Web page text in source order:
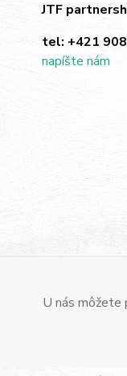
JTF
tel: +421
napíšte nám
U nás